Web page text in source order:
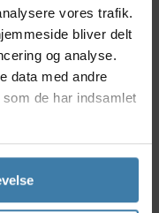
vores trafik.
bliver delt
og analyse.
data med andre
de har indsamlet
væskebalance
- perfekt til
sport og
til
der har
når kroppen